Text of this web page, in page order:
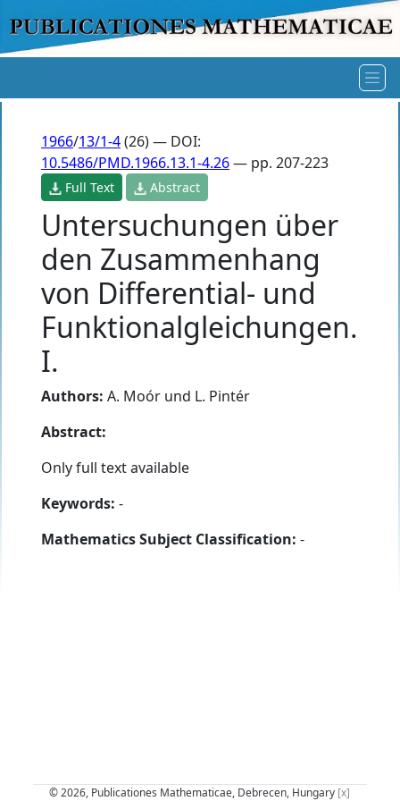
1966/13/1-4(26) — DOI:
10.5486/PMD.1966.13.1-4.26— pp. 207-223
Full Text Abstract
Untersuchungen über
den Zusammenhang
von Differential- und
Funktionalgleichungen.
I.
Authors: A. Moór und L. Pintér
Abstract:
Only full text available
Keywords: -
Mathematics Subject Classification: -
© 2026, Publicationes Mathematicae, Debrecen, Hungary [x]